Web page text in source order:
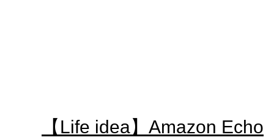
【Life idea】Amazon Echo